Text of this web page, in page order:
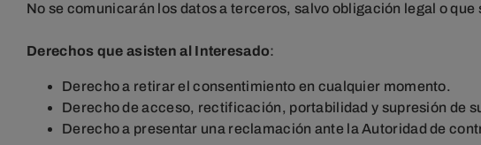
No se comunicarán los datos a terceros, salvo obligación legal o
Derechos que asisten al Interesado:
Derecho a retirar el consentimiento en cualquier momento.
Derecho de acceso, rectificación, portabilidad y supresión de
Derecho a presentar una reclamación ante la Autoridad de